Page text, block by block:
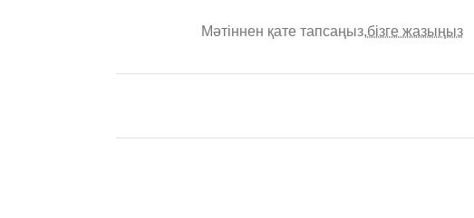
Мәтіннен қате тапсаңыз,бізге жазыңыз